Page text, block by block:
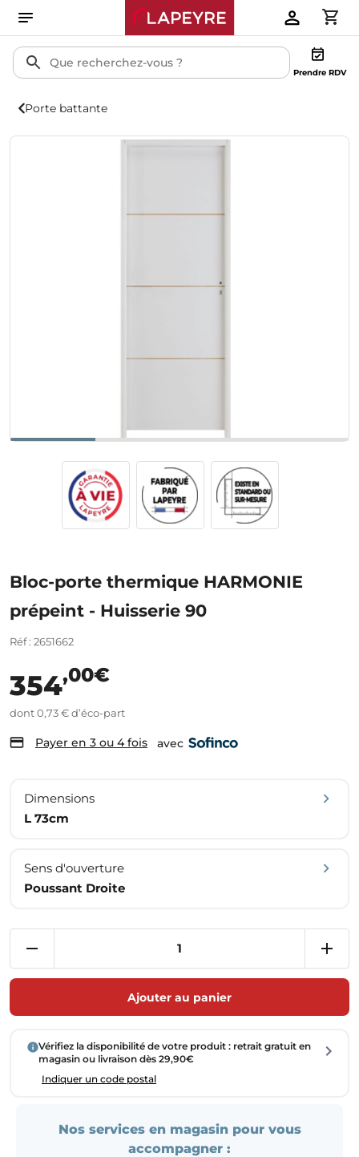
Prendre RDV
Porte battante
Bloc-porte thermique HARMONIE
prépeint - Huisserie 90
Réf : 2651662
354,00€
dont 0,73 € d’éco-part
Payer en 3 ou 4 fois avec
Dimensions
L 73cm
Sens d'ouverture
Poussant Droite
Ajouter au panier
Vérifiez la disponibilité de votre produit : retrait gratuit en
magasin ou livraison dès 29,90€
Indiquer un code postal
Nos services en magasin pour vous
accompagner :